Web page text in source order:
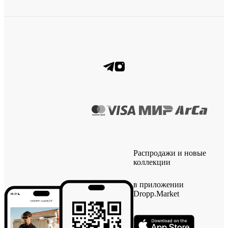
Распродажи и новые
коллекции
в приложении
Dropp.Market